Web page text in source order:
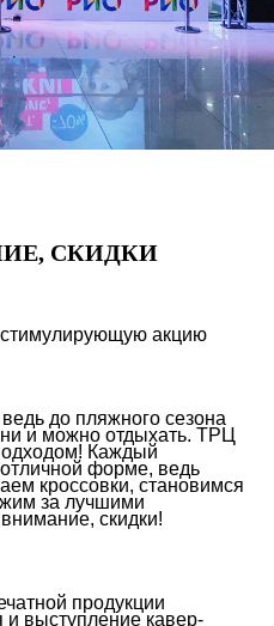
СКИДКИ
стимулирующую акцию
до пляжного сезона
и можно отдыхать. ТРЦ
Каждый
форме, ведь
кроссовки, становимся
за лучшими
скидки!
продукции
выступление кавер-